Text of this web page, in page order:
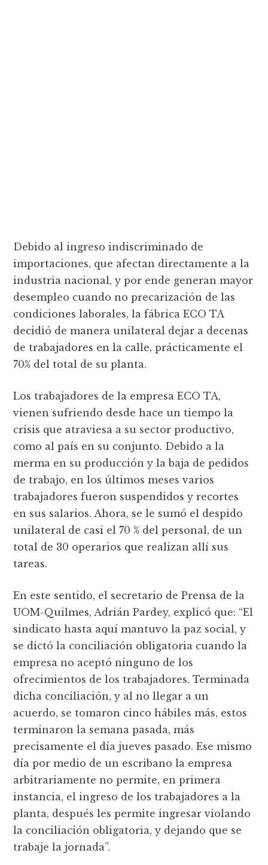
Debido al ingreso indiscriminado de
importaciones, que afectan directamente a la
industria nacional, y por ende generan mayor
desempleo cuando no precarización de las
condiciones laborales, la fábrica ECO TA
decidió de manera unilateral dejar a decenas
de trabajadores en la calle, prácticamente el
70% del total de su planta.
Los trabajadores de la empresa ECO TA,
vienen sufriendo desde hace un tiempo la
crisis que atraviesa a su sector productivo,
como al país en su conjunto. Debido a la
merma en su producción y la baja de pedidos
de trabajo, en los últimos meses varios
trabajadores fueron suspendidos y recortes
en sus salarios. Ahora, se le sumó el despido
unilateral de casi el 70 % del personal, de un
total de 30 operarios que realizan allí sus
tareas.
En este sentido, el secretario de Prensa de la
UOM-Quilmes, Adrián Pardey, explicó que: “El
sindicato hasta aquí mantuvo la paz social, y
se dictó la conciliación obligatoria cuando la
empresa no aceptó ninguno de los
ofrecimientos de los trabajadores. Terminada
dicha conciliación, y al no llegar a un
acuerdo, se tomaron cinco hábiles más, estos
terminaron la semana pasada, más
precisamente el día jueves pasado. Ese mismo
día por medio de un escribano la empresa
arbitrariamente no permite, en primera
instancia, el ingreso de los trabajadores a la
planta, después les permite ingresar violando
la conciliación obligatoria, y dejando que se
trabaje la jornada”.